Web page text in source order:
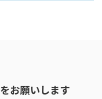
お願いします